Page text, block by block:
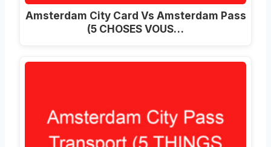
Amsterdam City Card Vs Amsterdam Pass
(5 CHOSES VOUS…